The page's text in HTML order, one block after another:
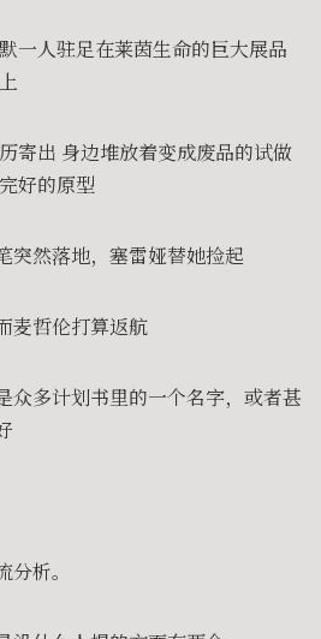
一人驻足在莱茵生命的巨大展品
寄出 身边堆放着变成废品的试做
好的原型
突然落地，塞雷娅替她捡起
麦哲伦打算返航
众多计划书里的一个名字，或者甚
析。